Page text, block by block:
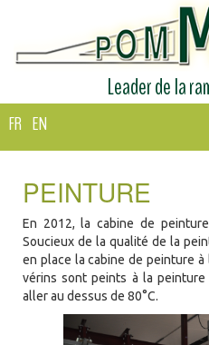
Leader de la
FR EN
PEINTURE
En 2012, la cabine de
Soucieux de la qualité de la
en place la cabine de peinture
vérins sont peints à la
aller au dessus de 80°C.